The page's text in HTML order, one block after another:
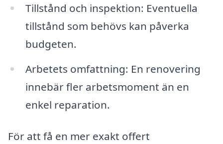
Tillstånd och inspektion: Eventuella
tillstånd som behövs kan påverka
budgeten.
Arbetets omfattning: En renovering
innebär fler arbetsmoment än en
enkel reparation.
För att få en mer exakt offert